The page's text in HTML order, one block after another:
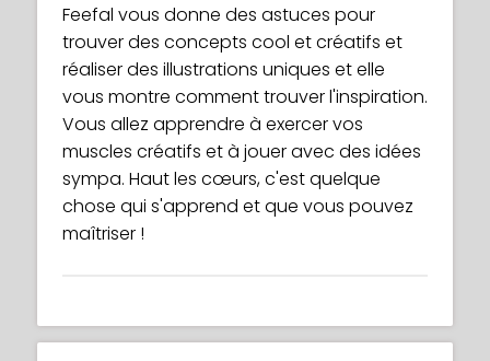
Feefal vous donne des astuces pour
trouver des concepts cool et créatifs et
réaliser des illustrations uniques et elle
vous montre comment trouver l'inspiration.
Vous allez apprendre à exercer vos
muscles créatifs et à jouer avec des idées
sympa. Haut les cœurs, c'est quelque
chose qui s'apprend et que vous pouvez
maîtriser !